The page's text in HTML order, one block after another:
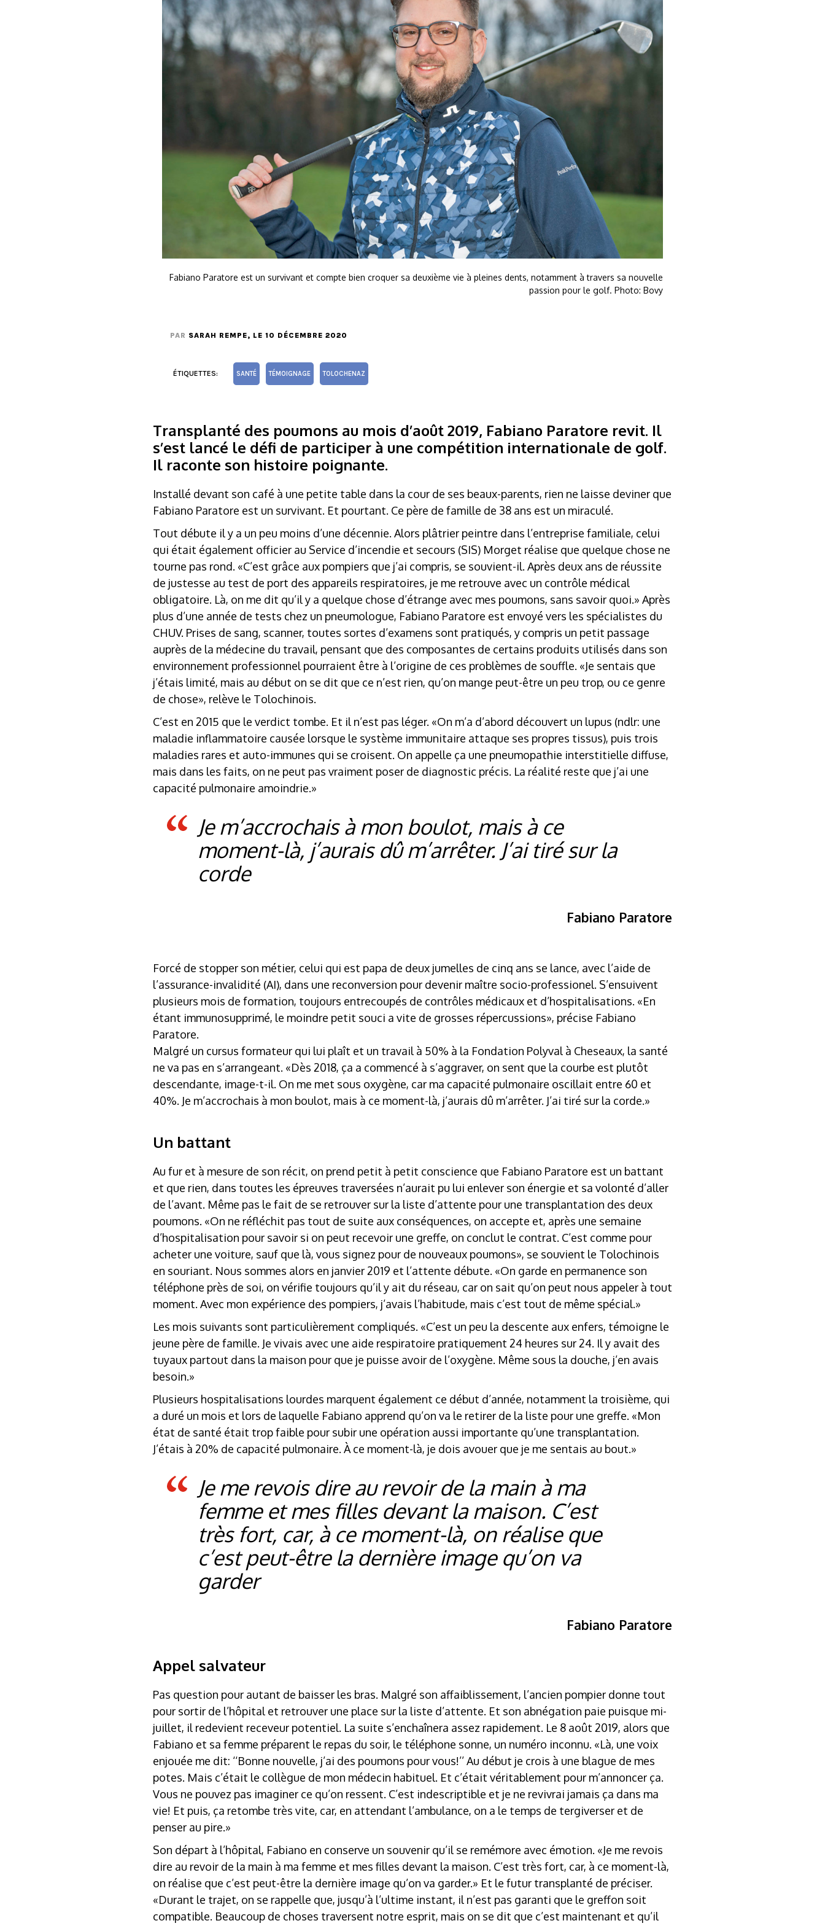
Fabiano Paratore est un survivant et compte bien croquer sa deuxième vie à pleines dents, notamment à travers sa nouvelle
passion pour le golf. Photo: Bovy
PAR SARAH REMPE, LE 10 DÉCEMBRE 2020
ÉTIQUETTES: SANTÉ TÉMOIGNAGE TOLOCHENAZ
Transplanté des poumons au mois d’août 2019, Fabiano Paratore revit. Il
s’est lancé le défi de participer à une compétition internationale de golf.
Il raconte son histoire poignante.
Installé devant son café à une petite table dans la cour de ses beaux-parents, rien ne laisse deviner que
Fabiano Paratore est un survivant. Et pourtant. Ce père de famille de 38 ans est un miraculé.
Tout débute il y a un peu moins d’une décennie. Alors plâtrier peintre dans l’entreprise familiale, celui
qui était également officier au Service d’incendie et secours (SIS) Morget réalise que quelque chose ne
tourne pas rond. «C’est grâce aux pompiers que j’ai compris, se souvient-il. Après deux ans de réussite
de justesse au test de port des appareils respiratoires, je me retrouve avec un contrôle médical
obligatoire. Là, on me dit qu’il y a quelque chose d’étrange avec mes poumons, sans savoir quoi.» Après
plus d’une année de tests chez un pneumologue, Fabiano Paratore est envoyé vers les spécialistes du
CHUV. Prises de sang, scanner, toutes sortes d’examens sont pratiqués, y compris un petit passage
auprès de la médecine du travail, pensant que des composantes de certains produits utilisés dans son
environnement professionnel pourraient être à l’origine de ces problèmes de souffle. «Je sentais que
j’étais limité, mais au début on se dit que ce n’est rien, qu’on mange peut-être un peu trop, ou ce genre
de chose», relève le Tolochinois.
C’est en 2015 que le verdict tombe. Et il n’est pas léger. «On m’a d’abord découvert un lupus (ndlr: une
maladie inflammatoire causée lorsque le système immunitaire attaque ses propres tissus), puis trois
maladies rares et auto-immunes qui se croisent. On appelle ça une pneumopathie interstitielle diffuse,
mais dans les faits, on ne peut pas vraiment poser de diagnostic précis. La réalité reste que j’ai une
capacité pulmonaire amoindrie.»
Je m’accrochais à mon boulot, mais à ce
moment-là, j’aurais dû m’arrêter. J’ai tiré sur la
corde
Fabiano Paratore
Forcé de stopper son métier, celui qui est papa de deux jumelles de cinq ans se lance, avec l’aide de
l’assurance-invalidité (AI), dans une reconversion pour devenir maître socio-professionel. S’ensuivent
plusieurs mois de formation, toujours entrecoupés de contrôles médicaux et d’hospitalisations. «En
étant immunosupprimé, le moindre petit souci a vite de grosses répercussions», précise Fabiano
Paratore.
Malgré un cursus formateur qui lui plaît et un travail à 50% à la Fondation Polyval à Cheseaux, la santé
ne va pas en s’arrangeant. «Dès 2018, ça a commencé à s’aggraver, on sent que la courbe est plutôt
descendante, image-t-il. On me met sous oxygène, car ma capacité pulmonaire oscillait entre 60 et
40%. Je m’accrochais à mon boulot, mais à ce moment-là, j’aurais dû m’arrêter. J’ai tiré sur la corde.»
Un battant
Au fur et à mesure de son récit, on prend petit à petit conscience que Fabiano Paratore est un battant
et que rien, dans toutes les épreuves traversées n’aurait pu lui enlever son énergie et sa volonté d’aller
de l’avant. Même pas le fait de se retrouver sur la liste d’attente pour une transplantation des deux
poumons. «On ne réfléchit pas tout de suite aux conséquences, on accepte et, après une semaine
d’hospitalisation pour savoir si on peut recevoir une greffe, on conclut le contrat. C’est comme pour
acheter une voiture, sauf que là, vous signez pour de nouveaux poumons», se souvient le Tolochinois
en souriant. Nous sommes alors en janvier 2019 et l’attente débute. «On garde en permanence son
téléphone près de soi, on vérifie toujours qu’il y ait du réseau, car on sait qu’on peut nous appeler à tout
moment. Avec mon expérience des pompiers, j’avais l’habitude, mais c’est tout de même spécial.»
Les mois suivants sont particulièrement compliqués. «C’est un peu la descente aux enfers, témoigne le
jeune père de famille. Je vivais avec une aide respiratoire pratiquement 24 heures sur 24. Il y avait des
tuyaux partout dans la maison pour que je puisse avoir de l’oxygène. Même sous la douche, j’en avais
besoin.»
Plusieurs hospitalisations lourdes marquent également ce début d’année, notamment la troisième, qui
a duré un mois et lors de laquelle Fabiano apprend qu’on va le retirer de la liste pour une greffe. «Mon
état de santé était trop faible pour subir une opération aussi importante qu’une transplantation.
J’étais à 20% de capacité pulmonaire. À ce moment-là, je dois avouer que je me sentais au bout.»
Je me revois dire au revoir de la main à ma
femme et mes filles devant la maison. C’est
très fort, car, à ce moment-là, on réalise que
c’est peut-être la dernière image qu’on va
garder
Fabiano Paratore
Appel salvateur
Pas question pour autant de baisser les bras. Malgré son affaiblissement, l’ancien pompier donne tout
pour sortir de l’hôpital et retrouver une place sur la liste d’attente. Et son abnégation paie puisque mi-
juillet, il redevient receveur potentiel. La suite s’enchaînera assez rapidement. Le 8 août 2019, alors que
Fabiano et sa femme préparent le repas du soir, le téléphone sonne, un numéro inconnu. «Là, une voix
enjouée me dit: ‘‘Bonne nouvelle, j’ai des poumons pour vous!’’ Au début je crois à une blague de mes
potes. Mais c’était le collègue de mon médecin habituel. Et c’était véritablement pour m’annoncer ça.
Vous ne pouvez pas imaginer ce qu’on ressent. C’est indescriptible et je ne revivrai jamais ça dans ma
vie! Et puis, ça retombe très vite, car, en attendant l’ambulance, on a le temps de tergiverser et de
penser au pire.»
Son départ à l’hôpital, Fabiano en conserve un souvenir qu’il se remémore avec émotion. «Je me revois
dire au revoir de la main à ma femme et mes filles devant la maison. C’est très fort, car, à ce moment-là,
on réalise que c’est peut-être la dernière image qu’on va garder.» Et le futur transplanté de préciser.
«Durant le trajet, on se rappelle que, jusqu’à l’ultime instant, il n’est pas garanti que le greffon soit
compatible. Beaucoup de choses traversent notre esprit, mais on se dit que c’est maintenant et qu’il